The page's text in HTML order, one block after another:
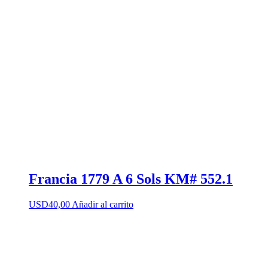
Francia 1779 A 6 Sols KM# 552.1
USD40,00 Añadir al carrito